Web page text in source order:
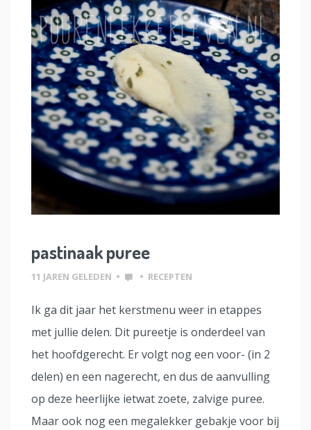
pastinaak puree
11 JAREN GELEDEN • • RECEPTEN
Ik ga dit jaar het kerstmenu weer in etappes
met jullie delen. Dit pureetje is onderdeel van
het hoofdgerecht. Er volgt nog een voor- (in 2
delen) en een nagerecht, en dus de aanvulling
op deze heerlijke ietwat zoete, zalvige puree.
Maar ook nog een megalekker gebakje voor bij